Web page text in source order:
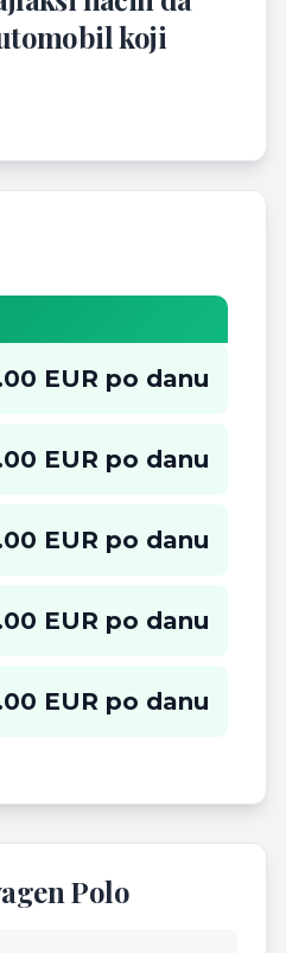
koji
EUR po danu
EUR po danu
EUR po danu
EUR po danu
EUR po danu
Polo